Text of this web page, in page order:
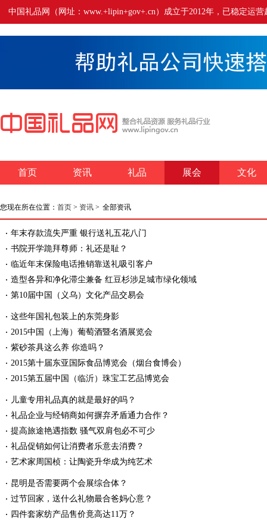
中国礼品网（网址：www.+lipin+gov+.cn）成立于2012年，已稳定运
首页 资讯 礼品 展会 文化
您现在所在位置： 首页 > 资讯 > 全部资讯
年末存款流失严重 银行送礼五花八门
书院开学跪拜尊师：礼还是耻？
临近年末保险电话推销靠送礼吸引客户
造型各异和净化滞尘兼备 红豆杉涉足城市绿化领域
第10届中国（义乌）文化产品交易会
这些年国礼包装上的东莞身影
2015中国（上海）葡萄酒暨名酒展览会
紫砂茶具这么养 你造吗？
2015第十届东亚国际食品博览会（烟台食博会）
2015第五届中国（临沂）珠宝工艺品博览会
儿童专用礼品真的就是最好的吗？
礼品企业与经销商如何摒弃矛盾通力合作？
提高旅途艳遇指数 骚气双肩包必不可少
礼品促销如何让消费者乐意去消费？
艺术家周国桢：让陶瓷升华成为纯艺术
昆明是否需要两个会展综合体？
过节回家，送什么礼物最合爸妈心意？
四件套家纺产品售价竟高达11万？